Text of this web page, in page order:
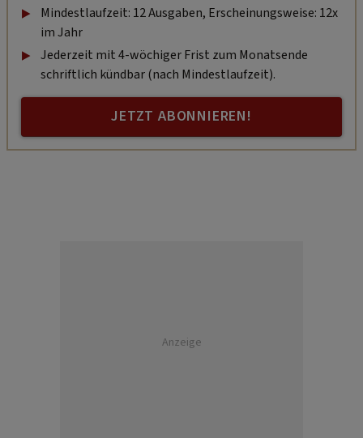
Mindestlaufzeit: 12 Ausgaben, Erscheinungsweise: 12x
im Jahr
Jederzeit mit 4-wöchiger Frist zum Monatsende
schriftlich kündbar (nach Mindestlaufzeit).
JETZT ABONNIEREN!
Anzeige